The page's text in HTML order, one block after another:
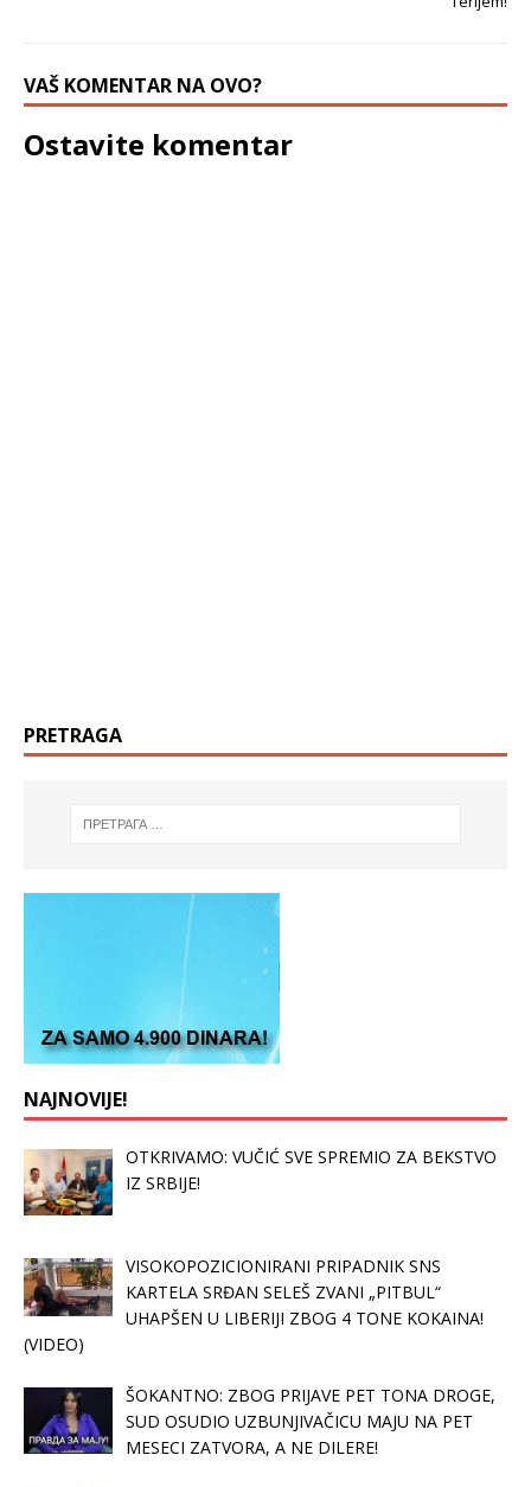
VAŠ KOMENTAR NA OVO?
Ostavite komentar
PRETRAGA
NAJNOVIJE!
OTKRIVAMO: VUČIĆ SVE SPREMIO ZA BEKSTVO
IZ SRBIJE!
VISOKOPOZICIONIRANI PRIPADNIK SNS
KARTELA SRĐAN SELEŠ ZVANI „PITBUL“
UHAPŠEN U LIBERIJI ZBOG 4 TONE KOKAINA!
(VIDEO)
ŠOKANTNO: ZBOG PRIJAVE PET TONA DROGE,
SUD OSUDIO UZBUNJIVAČICU MAJU NA PET
MESECI ZATVORA, A NE DILERE!